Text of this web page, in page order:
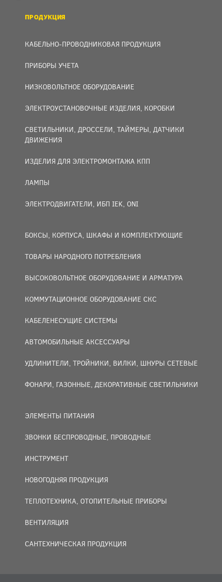
ПРОДУКЦИЯ
КАБЕЛЬНО-ПРОВОДНИКОВАЯ ПРОДУКЦИЯ
ПРИБОРЫ УЧЕТА
НИЗКОВОЛЬТНОЕ ОБОРУДОВАНИЕ
ЭЛЕКТРОУСТАНОВОЧНЫЕ ИЗДЕЛИЯ, КОРОБКИ
СВЕТИЛЬНИКИ, ДРОССЕЛИ, ТАЙМЕРЫ, ДАТЧИКИ
ДВИЖЕНИЯ
ИЗДЕЛИЯ ДЛЯ ЭЛЕКТРОМОНТАЖА КПП
ЛАМПЫ
ЭЛЕКТРОДВИГАТЕЛИ, ИБП IEK, ONI
БОКСЫ, КОРПУСА, ШКАФЫ И КОМПЛЕКТУЮЩИЕ
ТОВАРЫ НАРОДНОГО ПОТРЕБЛЕНИЯ
ВЫСОКОВОЛЬТНОЕ ОБОРУДОВАНИЕ И АРМАТУРА
КОММУТАЦИОННОЕ ОБОРУДОВАНИЕ СКС
КАБЕЛЕНЕСУЩИЕ СИСТЕМЫ
АВТОМОБИЛЬНЫЕ АКСЕССУАРЫ
УДЛИНИТЕЛИ, ТРОЙНИКИ, ВИЛКИ, ШНУРЫ СЕТЕВЫЕ
ФОНАРИ, ГАЗОННЫЕ, ДЕКОРАТИВНЫЕ СВЕТИЛЬНИКИ
ЭЛЕМЕНТЫ ПИТАНИЯ
ЗВОНКИ БЕСПРОВОДНЫЕ, ПРОВОДНЫЕ
ИНСТРУМЕНТ
НОВОГОДНЯЯ ПРОДУКЦИЯ
ТЕПЛОТЕХНИКА, ОТОПИТЕЛЬНЫЕ ПРИБОРЫ
ВЕНТИЛЯЦИЯ
САНТЕХНИЧЕСКАЯ ПРОДУКЦИЯ